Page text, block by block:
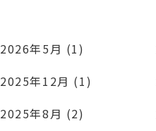
2026年5月 (1)
2025年12月 (1)
2025年8月 (2)